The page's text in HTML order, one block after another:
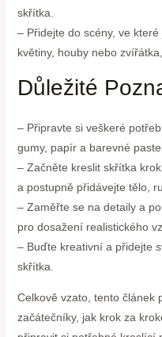
skřítka.
– Přidejte do scény, ve
květiny, houby nebo
Důležité
– Připravte si veškeré
gumy, papír a barevné
– Začněte kreslit skřítka
a postupně přidávejte tělo,
– Zaměřte se na detaily a
pro dosažení realistického
– Buďte kreativní a přidejte
skřítka.
Celkově vzato, tento článek
začátečníky, jak krok za